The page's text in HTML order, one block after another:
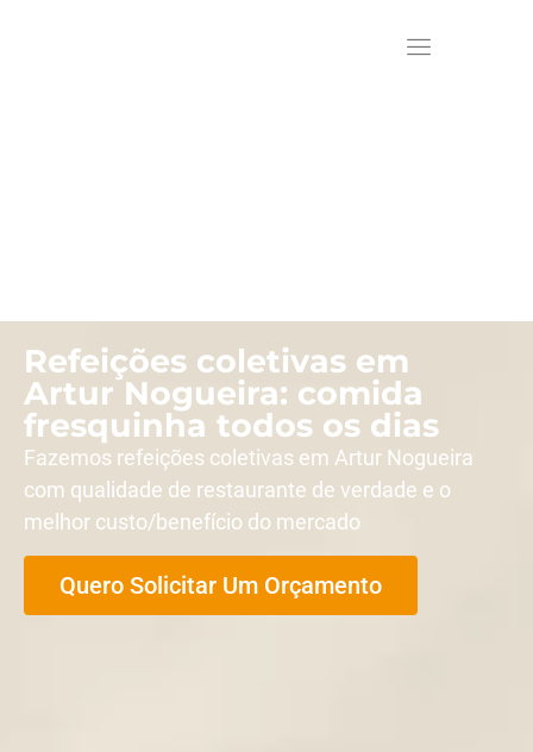
Refeições coletivas em
Artur Nogueira: comida
fresquinha todos os dias
Fazemos refeições coletivas em Artur Nogueira
com qualidade de restaurante de verdade e o
melhor custo/benefício do mercado
Quero Solicitar Um Orçamento